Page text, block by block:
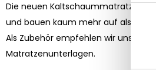
Die neuen Kaltschaummatratzen
und bauen kaum mehr auf als die
Als Zubehör empfehlen wir unsere
Matratzenunterlagen.